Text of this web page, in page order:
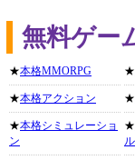
無料ゲー
★本格MMORPG
★本格アクション
★本格シミュレーショ
ン
★
★
★
ル